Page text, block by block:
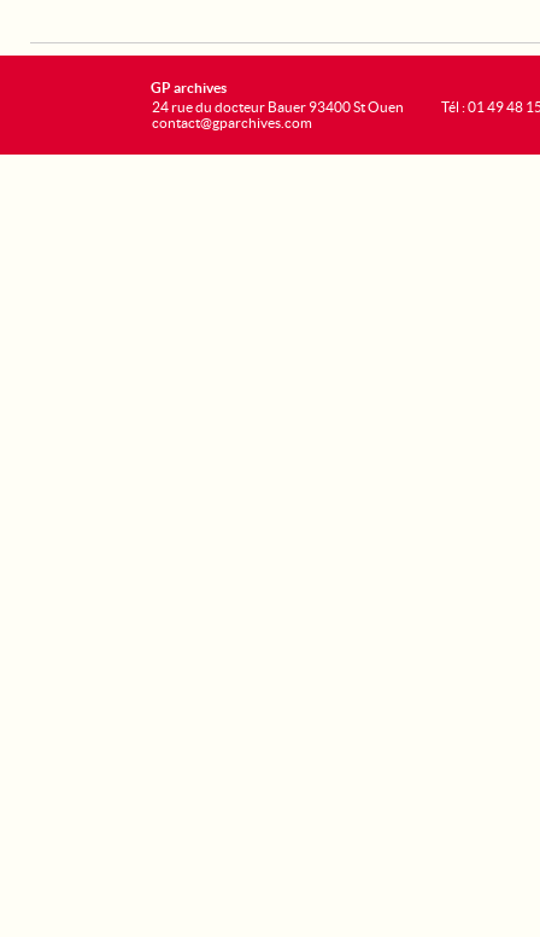
GP archives
24 rue du docteur Bauer 93400 St Ouen
contact@gparchives.com
Tél : 01 49 48